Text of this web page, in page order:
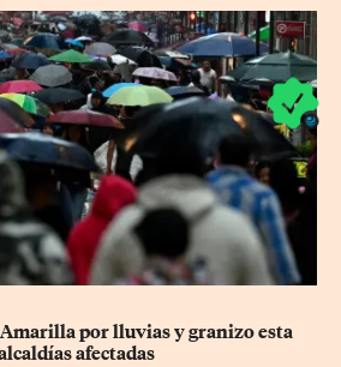
por lluvias y granizo esta
afectadas